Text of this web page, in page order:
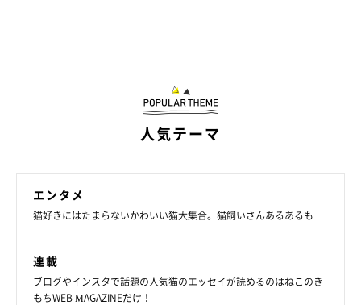
@____tukimineko
人気テーマ
エンタメ
猫好きにはたまらないかわいい猫大集合。猫飼いさんあるあるも
連載
ブログやインスタで話題の人気猫のエッセイが読めるのはねこのき
もちWEB MAGAZINEだけ！